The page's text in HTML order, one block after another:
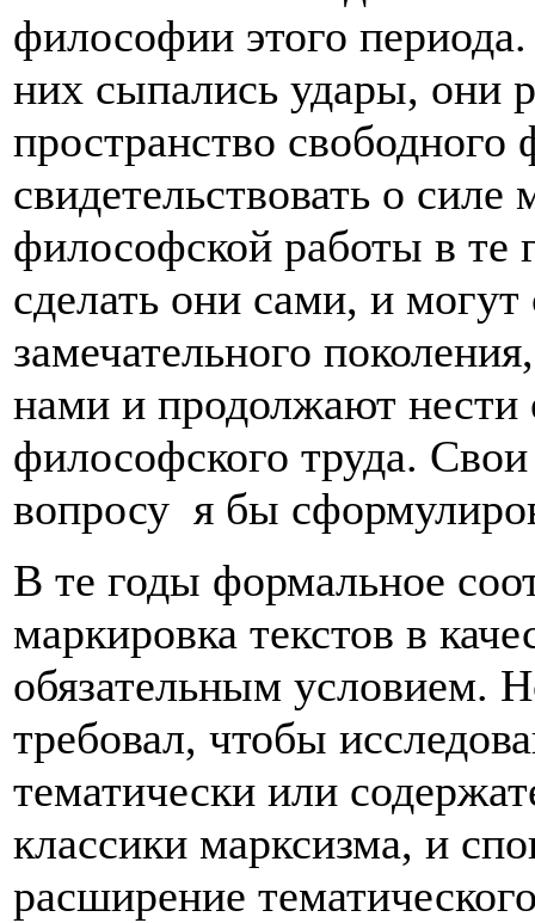
философии этого
них сыпались удары, они
пространство
свидетельствовать о силе
философской работы в те
сделать они сами, и могут
замечательного
нами и продолжают нести
философского труда.
вопросу я бы
В те годы формальное
маркировка текстов в
обязательным условием.
требовал, чтобы
тематически или
классики марксизма, и
расширение